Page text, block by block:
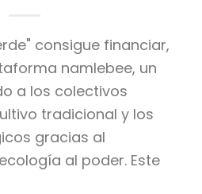
consigue financiar,
namlebee, un
a los colectivos
tradicional y los
gracias al
al poder. Este